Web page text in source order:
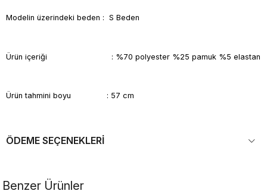
Modelin üzerindeki beden : S Beden
Ürün içeriği : %70 polyester %25 pamuk %5 elastan
Ürün tahmini boyu : 57 cm
ÖDEME SEÇENEKLERI
Benzer Ürünler